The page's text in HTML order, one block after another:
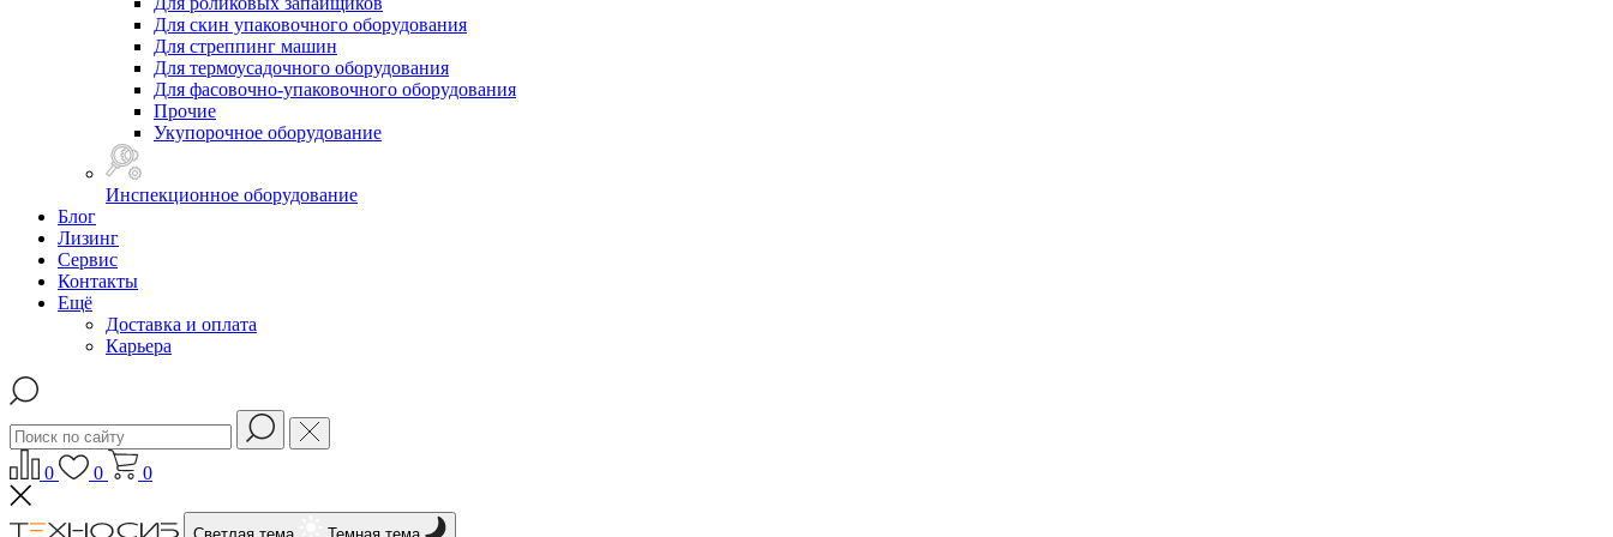
Для скин упаковочного оборудования
Для стреппинг машин
Для термоусадочного оборудования
Для фасовочно-упаковочного оборудования
Прочие
Укупорочное оборудование
Инспекционное оборудование
Блог
Лизинг
Сервис
Контакты
Ещё
Доставка и оплата
Карьера
0 0 0